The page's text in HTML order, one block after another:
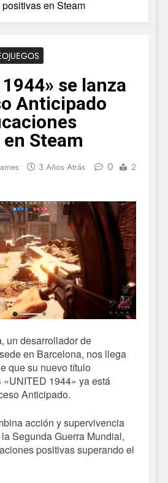
en Steam
1944» se lanza
Anticipado
Steam
3 Años Atrás 0
2
un desarrollador de
en Barcelona, nos llega
que su nuevo título
1944» ya está
Anticipado.
acción y supervivencia
Segunda Guerra Mundial,
positivas superando el